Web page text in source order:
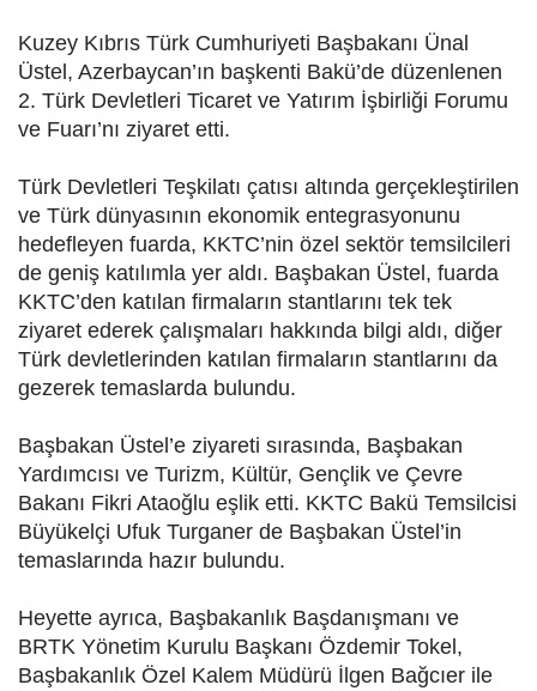
Kuzey Kıbrıs Türk Cumhuriyeti Başbakanı Ünal
Üstel, Azerbaycan’ın başkenti Bakü’de düzenlenen
2. Türk Devletleri Ticaret ve Yatırım İşbirliği Forumu
ve Fuarı’nı ziyaret etti.
Türk Devletleri Teşkilatı çatısı altında gerçekleştirilen
ve Türk dünyasının ekonomik entegrasyonunu
hedefleyen fuarda, KKTC’nin özel sektör temsilcileri
de geniş katılımla yer aldı. Başbakan Üstel, fuarda
KKTC’den katılan firmaların stantlarını tek tek
ziyaret ederek çalışmaları hakkında bilgi aldı, diğer
Türk devletlerinden katılan firmaların stantlarını da
gezerek temaslarda bulundu.
Başbakan Üstel’e ziyareti sırasında, Başbakan
Yardımcısı ve Turizm, Kültür, Gençlik ve Çevre
Bakanı Fikri Ataoğlu eşlik etti. KKTC Bakü Temsilcisi
Büyükelçi Ufuk Turganer de Başbakan Üstel’in
temaslarında hazır bulundu.
Heyette ayrıca, Başbakanlık Başdanışmanı ve
BRTK Yönetim Kurulu Başkanı Özdemir Tokel,
Başbakanlık Özel Kalem Müdürü İlgen Bağcıer ile